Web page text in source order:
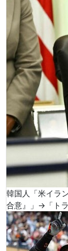
韓国人「米イラ
合意』」→「ト